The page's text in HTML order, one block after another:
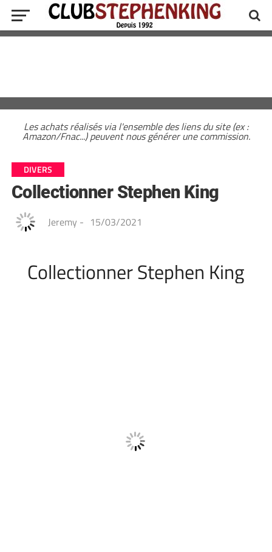
Les achats réalisés via l'ensemble des liens du site (ex :
Amazon/Fnac...) peuvent nous générer une commission.
DIVERS
Collectionner Stephen King
Jeremy - 15/03/2021
Collectionner Stephen King